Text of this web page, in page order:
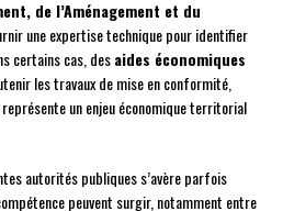
de l’Aménagement et du
une expertise technique pour identifier
certains cas, desaides économiques
les travaux de mise en conformité,
un enjeu économique territorial
autorités publiques s’avère parfois
peuvent surgir, notamment entre